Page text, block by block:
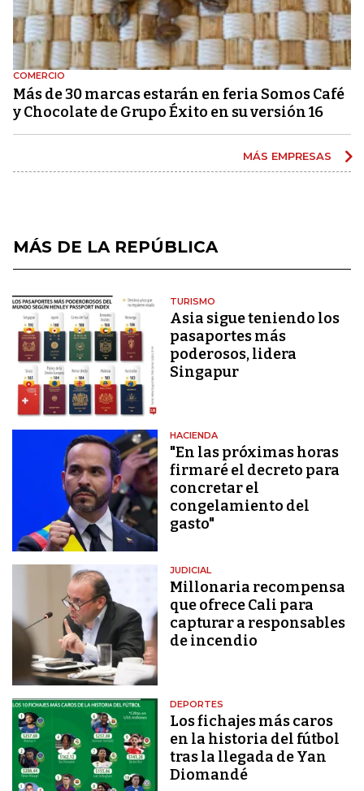
COMERCIO
Más de 30 marcas estarán en feria Somos Café
y Chocolate de Grupo Éxito en su versión 16
MÁS EMPRESAS
MÁS DE LA REPÚBLICA
TURISMO
Asia sigue teniendo los
pasaportes más
poderosos, lidera
Singapur
HACIENDA
"En las próximas horas
firmaré el decreto para
concretar el
congelamiento del
gasto"
JUDICIAL
Millonaria recompensa
que ofrece Cali para
capturar a responsables
de incendio
DEPORTES
Los fichajes más caros
en la historia del fútbol
tras la llegada de Yan
Diomandé